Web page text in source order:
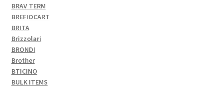
BRAV TERM
BREFIOCART
BRITA
Brizzolari
BRONDI
Brother
BTICINO
BULK ITEMS